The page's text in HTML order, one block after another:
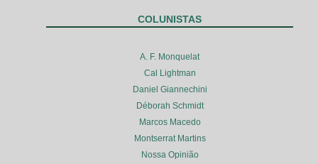
COLUNISTAS
A. F. Monquelat
Cal Lightman
Daniel Giannechini
Déborah Schmidt
Marcos Macedo
Montserrat Martins
Nossa Opinião